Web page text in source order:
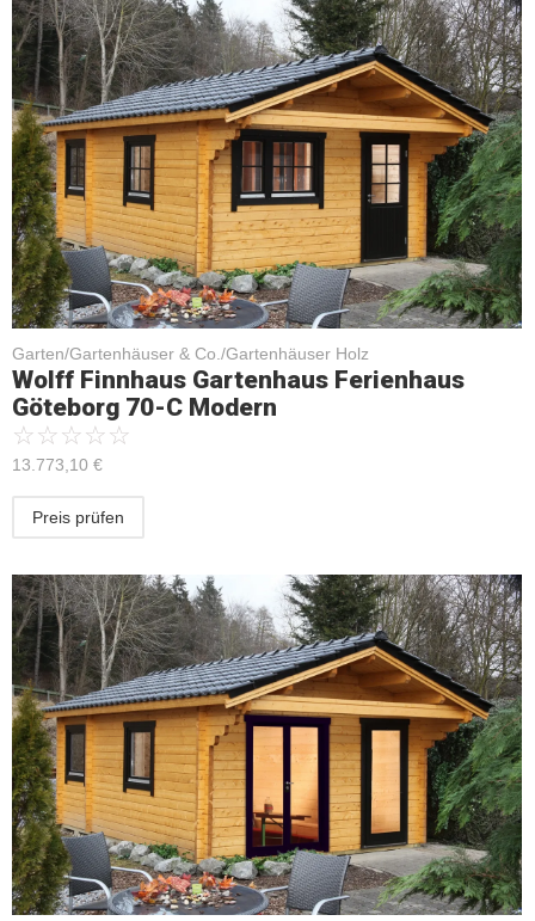
Garten/Gartenhäuser & Co./Gartenhäuser Holz
Wolff Finnhaus Gartenhaus Ferienhaus
Göteborg 70-C Modern
☆☆☆☆☆
13.773,10 €
Preis prüfen